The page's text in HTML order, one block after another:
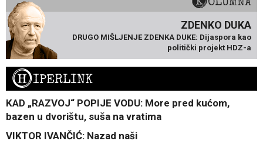
ZDENKO DUKA
DRUGO MIŠLJENJE ZDENKA DUKE: Dijaspora kao
politički projekt HDZ-a
HIPERLINK
KAD „RAZVOJ“ POPIJE VODU: More pred kućom,
bazen u dvorištu, suša na vratima
VIKTOR IVANČIĆ: Nazad naši